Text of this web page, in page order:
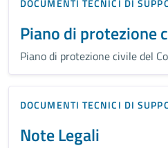
Piano di protezione
Piano di protezione civile del
DOCUMENTI TECNICI DI
Note Legali